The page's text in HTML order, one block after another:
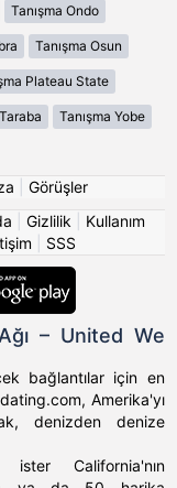
Tanışma Ondo
Tanışma Osun
Plateau State
Tanışma Yobe
Görüşler
Gizlilik
Kullanım
SSS
– United We
bağlantılar için en
Amerika'yı
denizden denize
California'nın